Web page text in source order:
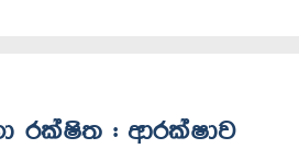
රක්ෂිත : ආරක්ෂාව